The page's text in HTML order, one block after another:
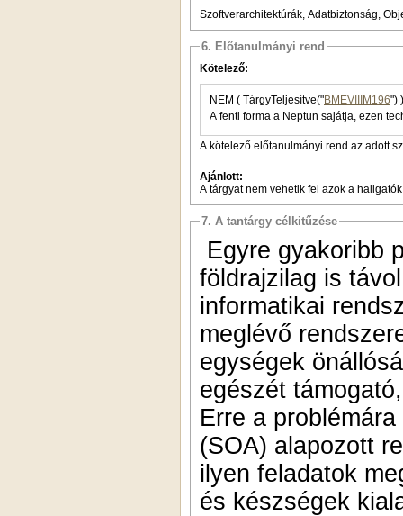
Szoftverarchitektúrák, Adatbiztonság,
6. Előtanulmányi rend
Kötelező:
NEM ( TárgyTeljesítve("BMEVIIIM196") )
A fenti forma a Neptun sajátja, ezen
A kötelező előtanulmányi rend az adott
Ajánlott:
A tárgyat nem vehetik fel azok a
7. A tantárgy célkitűzése
Egyre gyakoribb
földrajzilag is
informatikai
meglévő
egységek
egészét
Erre a
(SOA) alapozott
ilyen feladatok
és készségek